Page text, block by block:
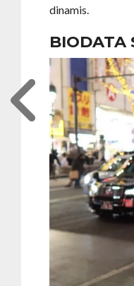
dinamis.
BIODATA